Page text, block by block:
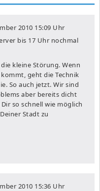
2010 15:09 Uhr
bis 17 Uhr nochmal
kleine Störung. Wenn
geht die Technik
So auch jetzt. Wir sind
aber bereits dicht
so schnell wie möglich
Stadt zu
2010 15:36 Uhr